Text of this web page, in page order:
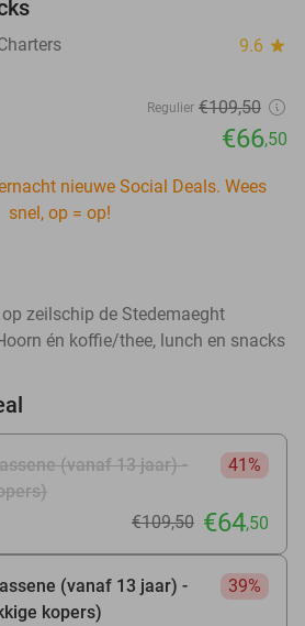
9.6 star
Regulier €109,50
€66,50
nieuwe Social Deals. Wees
snel, op = op!
zeilschip de Stedemaeght
én koffie/thee, lunch en snacks
(vanaf 13 jaar) -
41%
€109,50 €64,50
(vanaf 13 jaar) -
kopers)
39%